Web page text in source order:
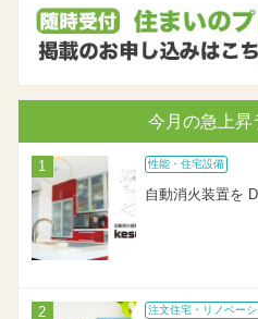
今月の急上昇
性能・住宅設備
自動消火装置を
注文住宅・リノベーシ